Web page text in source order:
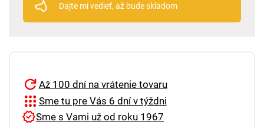
Dajte mi vedieť, až bude skladom
Až 100 dní na vrátenie tovaru
Sme tu pre Vás 6 dní v týždni
Sme s Vami už od roku 1967